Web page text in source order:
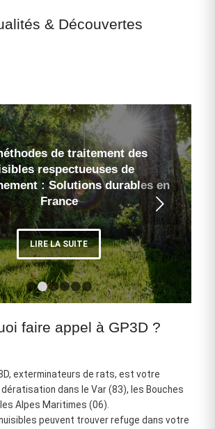
& Découvertes
de traitement des
respectueuses de
: Solutions durables en
France
LIRE LA SUITE
Suivant
1 2 3 4 5 6
faire appel à GP3D ?
exterminateurs de rats, est votre
dans le Var (83), les Bouches
Alpes Maritimes (06).
peuvent trouver refuge dans votre